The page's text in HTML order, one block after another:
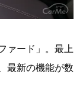
ァード」。最上
最新の機能が数